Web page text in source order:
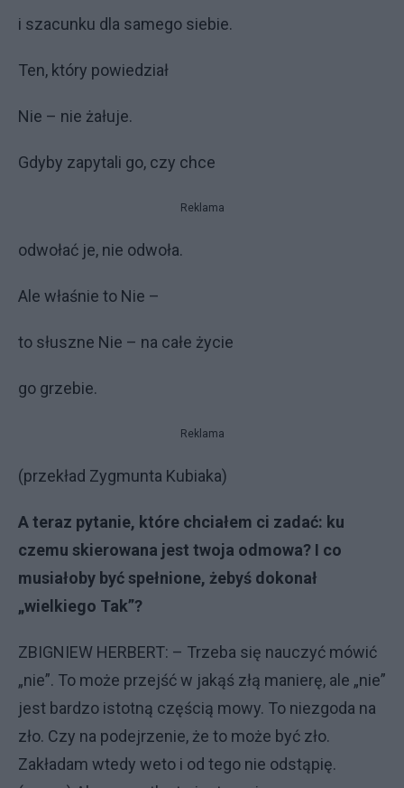
i szacunku dla samego siebie.
Ten, który powiedział
Nie – nie żałuje.
Gdyby zapytali go, czy chce
Reklama
odwołać je, nie odwoła.
Ale właśnie to Nie –
to słuszne Nie – na całe życie
go grzebie.
Reklama
(przekład Zygmunta Kubiaka)
A teraz pytanie, które chciałem ci zadać: ku
czemu skierowana jest twoja odmowa? I co
musiałoby być spełnione, żebyś dokonał
„wielkiego Tak”?
ZBIGNIEW HERBERT: – Trzeba się nauczyć mówić
„nie”. To może przejść w jakąś złą manierę, ale „nie”
jest bardzo istotną częścią mowy. To niezgoda na
zło. Czy na podejrzenie, że to może być zło.
Zakładam wtedy weto i od tego nie odstąpię.